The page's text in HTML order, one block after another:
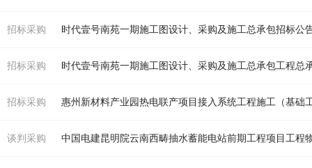
招标采购 时代壹号南苑一期施工图设计、采购及施工总承包招标公
招标采购 时代壹号南苑一期施工图设计、采购及施工总承包工程总
招标采购 惠州新材料产业园热电联产项目接入系统工程施工（基础
谈判采购 中国电建昆明院云南西畴抽水蓄能电站前期工程项目工程